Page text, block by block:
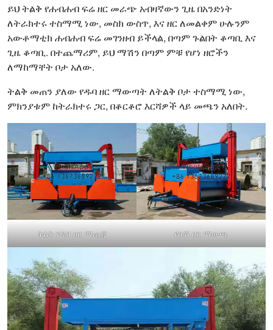
ይህ ትልቅ የሐብሐብ ፍሬ ዘር መራጭ አብዛኛውን ጊዜ በአንድነት
ለትራክተሩ ተስማሚ ነው, መስክ ውስጥ, እና ዘር ለመልቀም ሁሉንም
አውቶማቲክ ሐብሐብ ፍሬ መገንዘብ ይችላል, በጣም ጉልበት ቆጣቢ እና
ጊዜ ቆጣቢ. በተጨማሪም, ይህ ማሽን በጣም ምቹ የሆነ ዘሮችን
ለማከማቸት ቦታ አለው.
ትልቅ መጠን ያለው የዱባ ዘር ማውጣት ለትልቅ ቦታ ተስማሚ ነው,
ምክንያቱም ከትራክተሩ ጋር, በቆርቆሮ እርሻዎች ላይ መጫን አለበት.
ትልቅ የዱባ ዘር ማጨጃ የኩሽ ዘር ማውጫ